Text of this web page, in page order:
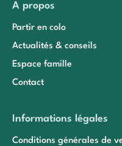
A propos
Partir en colo
Actualités & conseils
Espace famille
Contact
Informations légales
Conditions générales de